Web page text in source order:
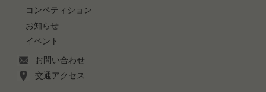
コンペティション
お知らせ
イベント
お問い合わせ
交通アクセス